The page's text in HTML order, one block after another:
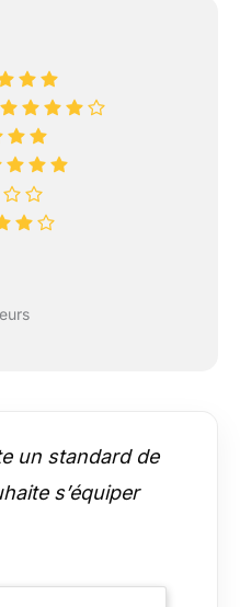
un standard de
s’équiper